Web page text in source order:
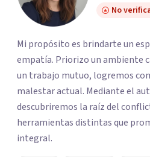
No
Mi propósito es brindarte un
empatía. Priorizo un ambiente
un trabajo mutuo, logremos
malestar actual. Mediante el
descubriremos la raíz del
herramientas distintas que
integral.